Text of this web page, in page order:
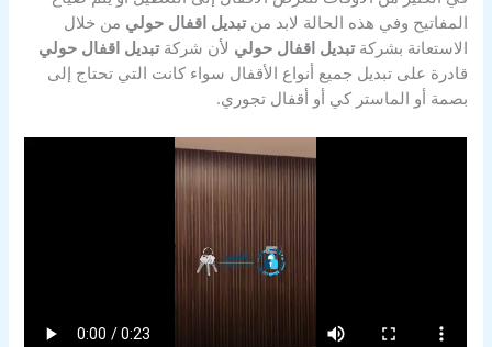
المفاتيح وفي هذه الحالة لابد منتبديل اقفال حولي من خلال
الاستعانة بشركةتبديل اقفال حولي لأن شركةتبديل اقفال حولي
قادرة على تبديل جميع أنواع الأقفال سواء كانت التي تحتاج إلى
بصمة أو الماستر كي أو أقفال تجوري.